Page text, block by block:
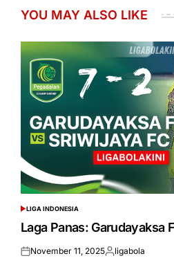
YOU MAY ALSO LIKE
POSTED
IN
LIGA INDONESIA
Laga Panas: Garudayaksa
Posted
November 11, 2025Posted
ligabola